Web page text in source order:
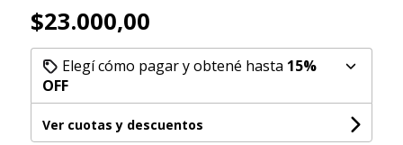
$23.000,00
Elegí cómo pagar y obtené hasta 15%
OFF
Ver cuotas y descuentos